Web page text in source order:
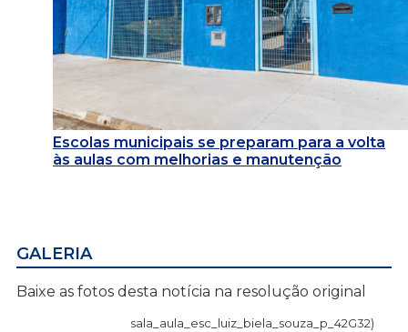
Escolas municipais se preparam para a volta
às aulas com melhorias e manutenção
GALERIA
Baixe as fotos desta notícia na resolução original
sala_aula_esc_luiz_biela_souza_p_42G32)